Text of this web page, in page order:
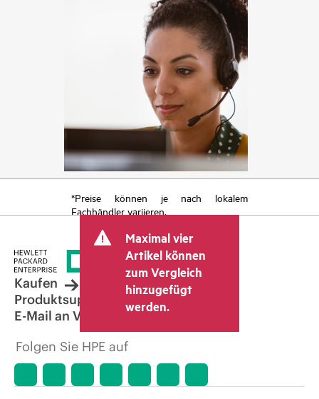
*Preise können je nach lokalem
Fachhändler variieren.
Maximal vier
Artikel können
zum Vergleich
hinzugefügt
werden.
Kaufen
Produktsupport
E-Mail an Vertrieb
Folgen Sie HPE auf